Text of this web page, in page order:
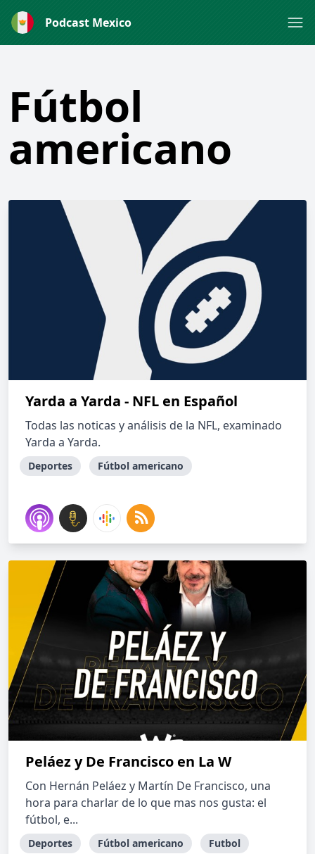
Podcast Mexico
Fútbol
americano
Yarda a Yarda - NFL en Español
Todas las noticas y análisis de la NFL, examinado
Yarda a Yarda.
Deportes Fútbol americano
Peláez y De Francisco en La W
Con Hernán Peláez y Martín De Francisco, una
hora para charlar de lo que mas nos gusta: el
fútbol, e...
Deportes Fútbol americano Futbol